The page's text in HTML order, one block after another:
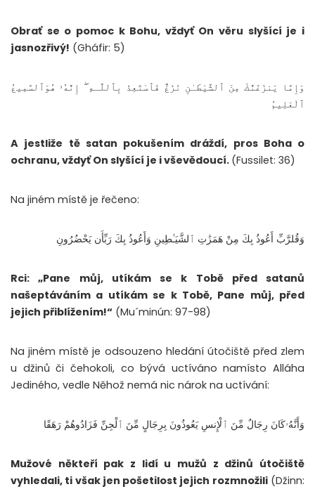
Obrať se o pomoc k Bohu, vždyť On věru slyšící je i
jasnozřivý! (Gháfir: 5)
وَإِمَّا يَنزَغَنَّكَ مِنَ ٱلشَّيْطَـٰنِ نَزْغٌ فَٱسْتَعِذْ بِٱللَّـهِ ۖ إِنَّهُۥ هُوَٱلسَّمِيعُ
ٱلْعَلِيمُ
A jestliže tě satan pokušením dráždí, pros Boha o
ochranu, vždyť On slyšící je i vševědoucí. (Fussilet: 36)
Na jiném místě je řečeno:
وَقُلرَّبِّ أَعُوذُ بِكَ مِنْ هَمَزَٰتِ ٱلشَّيَـٰطِينِ وَأَعُوذُ بِكَ رَبِّأَن يَحْضُرُونِ
Rci: „Pane můj, utíkám se k Tobě před satanů
našeptáváním a utíkám se k Tobě, Pane můj, před
jejich přiblížením!“ (Mu´minún: 97-98)
Na jiném místě je odsouzeno hledání útočiště před zlem
u džinů či čehokoli, co bývá uctíváno namísto Alláha
Jediného, vedle Něhož nemá nic nárok na uctívání:
وَأَنَّهُۥكَانَ رِجَالٌ مِّنَ ٱلْإِنسِ يَعُوذُونَ بِرِجَالٍ مِّنَ ٱلْجِنِّ فَزَادُوهُمْ رَهَقًا
Mužové někteří pak z lidí u mužů z džinů útočiště
vyhledali, ti však jen pošetilost jejich rozmnožili(Džinn: